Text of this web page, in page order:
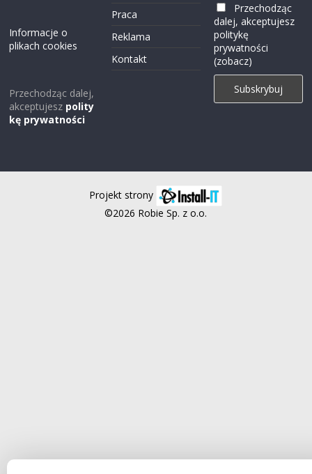
Informacje o
plikach cookies
Przechodząc dalej,
akceptujesz polity
kę prywatności
Praca
Reklama
Kontakt
Przechodząc
dalej, akceptujesz
politykę
prywatności
(zobacz)
Projekt strony
©2026 Robie Sp. z o.o.